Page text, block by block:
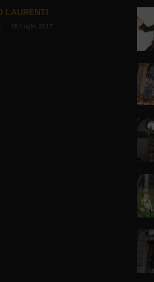
LAURENTI
28 Luglio 2017